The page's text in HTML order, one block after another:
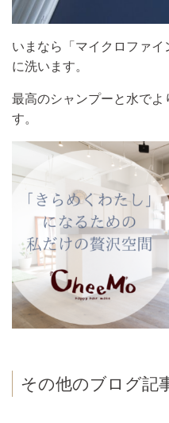
いまなら「マイクロファ
に洗います。
最高のシャンプーと水でよ
す。
その他のブログ記